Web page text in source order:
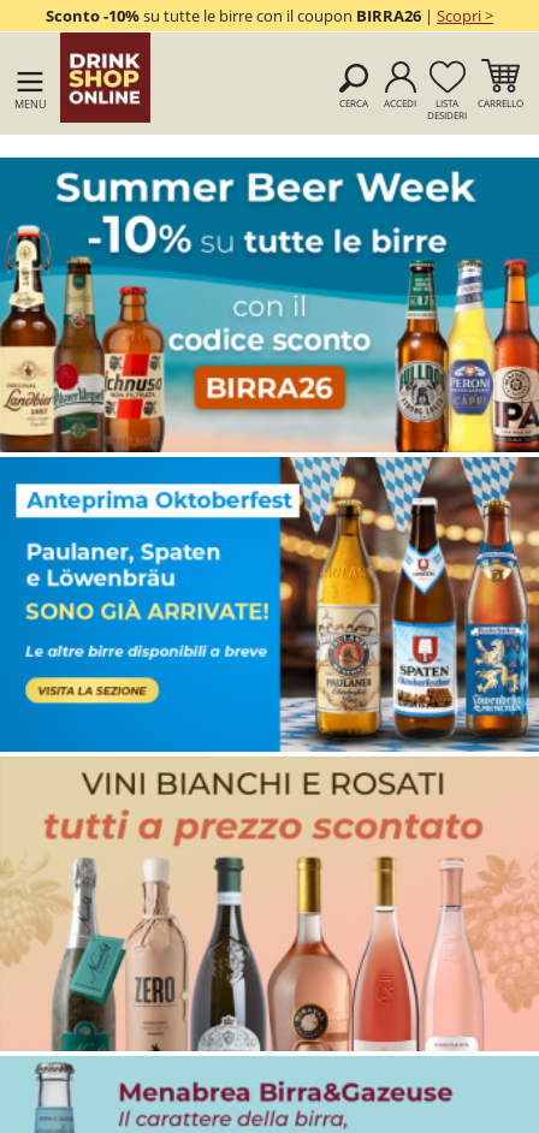
Sconto -10%su tutte le birre con il coupon BIRRA26| Scopri >
MENU CERCA ACCEDI
LISTA
DESIDERI
CARRELLO